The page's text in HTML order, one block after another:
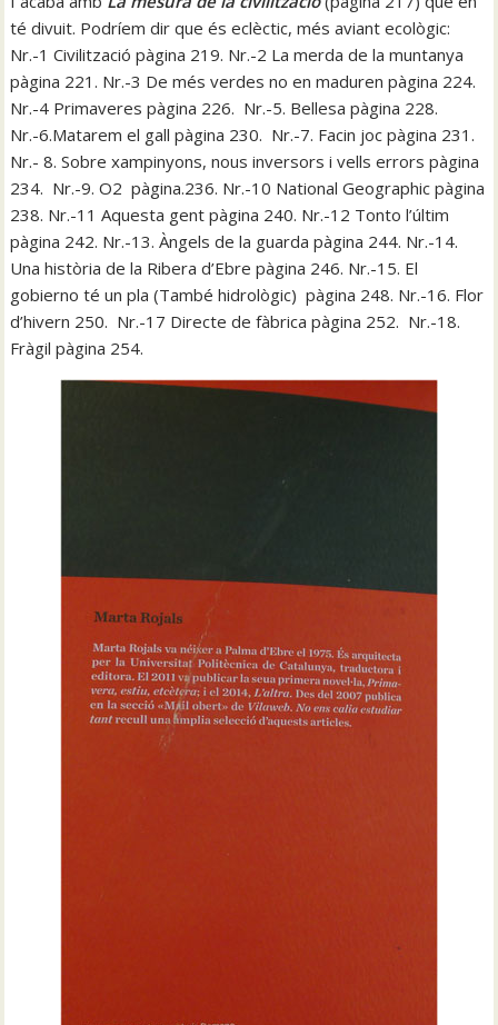
té divuit. Podríem dir que és eclèctic, més aviant ecològic:
Nr.-1 Civilització pàgina 219. Nr.-2 La merda de la muntanya
pàgina 221. Nr.-3 De més verdes no en maduren pàgina 224.
Nr.-4 Primaveres pàgina 226. Nr.-5. Bellesa pàgina 228.
Nr.-6.Matarem el gall pàgina 230. Nr.-7. Facin joc pàgina 231.
Nr.- 8. Sobre xampinyons, nous inversors i vells errors pàgina
234. Nr.-9. O2 pàgina.236. Nr.-10 National Geographic pàgina
238. Nr.-11 Aquesta gent pàgina 240. Nr.-12 Tonto l’últim
pàgina 242. Nr.-13. Àngels de la guarda pàgina 244. Nr.-14.
Una història de la Ribera d’Ebre pàgina 246. Nr.-15. El
gobierno té un pla (També hidrològic) pàgina 248. Nr.-16. Flor
d’hivern 250. Nr.-17 Directe de fàbrica pàgina 252. Nr.-18.
Fràgil pàgina 254.